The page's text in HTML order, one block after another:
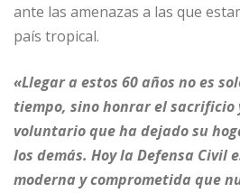
ante las amenazas a las que
país tropical.
«Llegar a estos 60 años no es
tiempo, sino honrar el sacrificio
voluntario que ha dejado su
los demás. Hoy la Defensa Civil
moderna y comprometida que